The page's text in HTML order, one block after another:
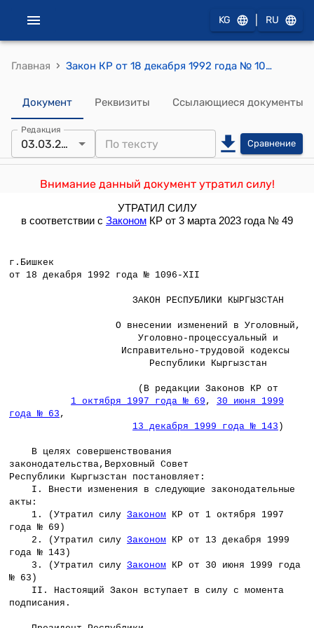
KG RU
Главная › Закон КР от 18 декабря 1992 года № 1096-ХII "О внесении изменений в Уголовный, Уголовно-процессуальный и Исправительно-трудовой кодексы Республики Кыргызстан"
Документ Реквизиты Ссылающиеся документы
Редакция
03.03.2023 Сравнение
Внимание данный документ утратил силу!